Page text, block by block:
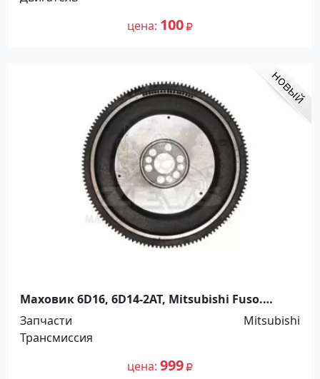
цена 100
Маховик 6D16, 6D14-2AT, Mitsubishi Fuso.
5264720 Краснодар
Запчасти
Mitsubishi
Трансмиссия
цена 999